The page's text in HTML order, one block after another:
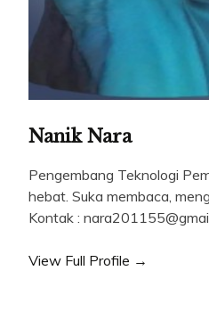
Nanik Nara
Pengembang Teknologi
hebat. Suka membaca,
Kontak :
View Full Profile →